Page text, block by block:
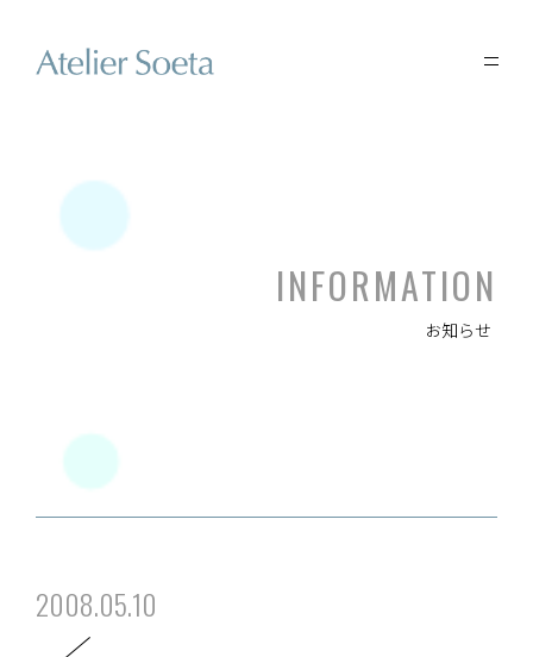
INFORMATION
お知らせ
2008.05.10